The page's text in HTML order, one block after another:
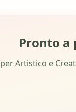
Pronto a
Artistico e